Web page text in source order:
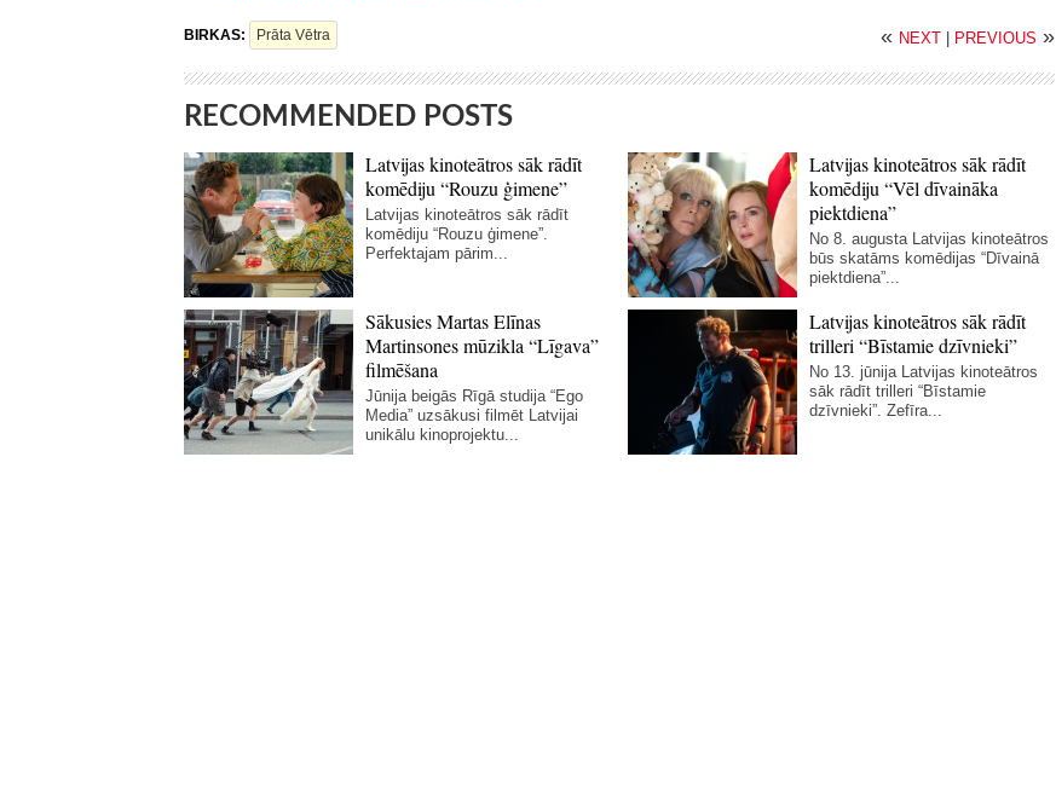
BIRKAS: Prāta Vētra « NEXT PREVIOUS »
RECOMMENDED POSTS
Latvijas kinoteātros sāk rādīt
komēdiju “Rouzu ģimene”
Latvijas kinoteātros sāk rādīt
komēdiju “Rouzu ģimene”.
Perfektajam pārim...
Latvijas kinoteātros sāk rādīt
komēdiju “Vēl dīvaināka
piektdiena”
No 8. augusta Latvijas kinoteātros
būs skatāms komēdijas “Dīvainā
piektdiena”...
Sākusies Martas Elīnas
Martinsones mūzikla “Līgava”
filmēšana
Jūnija beigās Rīgā studija “Ego
Media” uzsākusi filmēt Latvijai
unikālu kinoprojektu...
Latvijas kinoteātros sāk rādīt
trilleri “Bīstamie dzīvnieki”
No 13. jūnija Latvijas kinoteātros
sāk rādīt trilleri “Bīstamie
dzīvnieki”. Zefīra...